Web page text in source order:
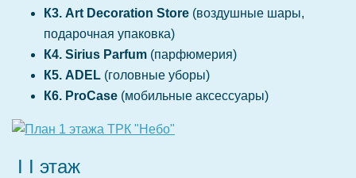
К3. Art Decoration Store (воздушные шары,
подарочная упаковка)
К4. Sirius Parfum (парфюмерия)
К5. ADEL (головные уборы)
К6. ProCase (мобильные аксессуары)
I I этаж